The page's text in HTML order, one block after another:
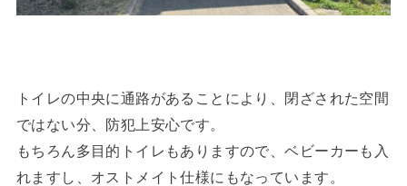
トイレの中央に通路があることにより、閉ざされた空間
ではない分、防犯上安心です。
もちろん多目的トイレもありますので、ベビーカーも入
れますし、オストメイト仕様にもなっています。